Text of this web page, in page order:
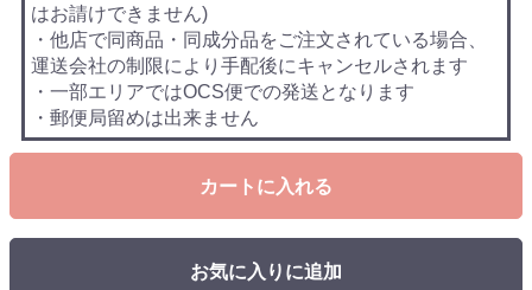
はお請けできません)
・他店で同商品・同成分品をご注文されている場合、
運送会社の制限により手配後にキャンセルされます
・一部エリアではOCS便での発送となります
・郵便局留めは出来ません
カートに入れる
お気に入りに追加